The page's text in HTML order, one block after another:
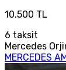
10.500 TL
6 taksit
Mercedes
MERCEDES